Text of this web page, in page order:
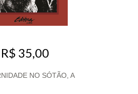
R$ 35,00
NO SÓTÃO, A